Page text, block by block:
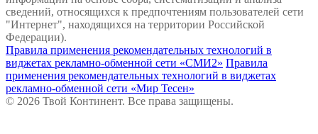
сведений, относящихся к предпочтениям пользователей сети
"Интернет", находящихся на территории Российской
Федерации).
Правила применения рекомендательных технологий в
виджетах рекламно-обменной сети «СМИ2» Правила
применения рекомендательных технологий в виджетах
рекламно-обменной сети «Мир Тесен»
© 2026 Твой Континент. Все права защищены.